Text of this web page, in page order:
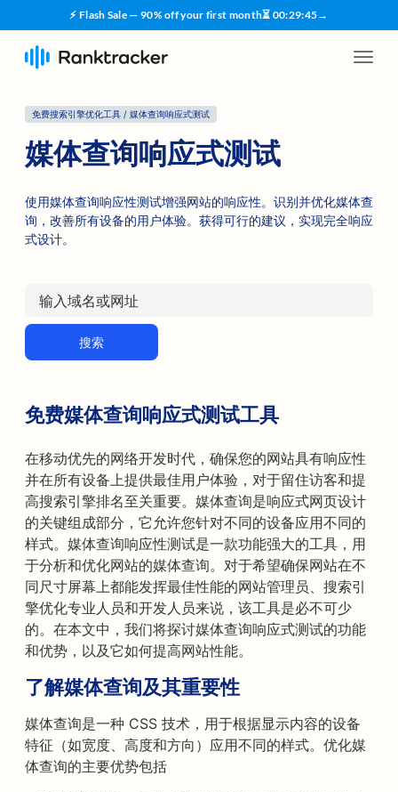
⚡ Flash Sale — 90% off your first month⏳ 00:29:45→
免费搜索引擎优化工具 / 媒体查询响应式测试
媒体查询响应式测试
使用媒体查询响应性测试增强网站的响应性。识别并优化媒体查
询，改善所有设备的用户体验。获得可行的建议，实现完全响应
式设计。
搜索
免费媒体查询响应式测试工具
在移动优先的网络开发时代，确保您的网站具有响应性
并在所有设备上提供最佳用户体验，对于留住访客和提
高搜索引擎排名至关重要。媒体查询是响应式网页设计
的关键组成部分，它允许您针对不同的设备应用不同的
样式。媒体查询响应性测试是一款功能强大的工具，用
于分析和优化网站的媒体查询。对于希望确保网站在不
同尺寸屏幕上都能发挥最佳性能的网站管理员、搜索引
擎优化专业人员和开发人员来说，该工具是必不可少
的。在本文中，我们将探讨媒体查询响应式测试的功能
和优势，以及它如何提高网站性能。
了解媒体查询及其重要性
媒体查询是一种 CSS 技术，用于根据显示内容的设备
特征（如宽度、高度和方向）应用不同的样式。优化媒
体查询的主要优势包括